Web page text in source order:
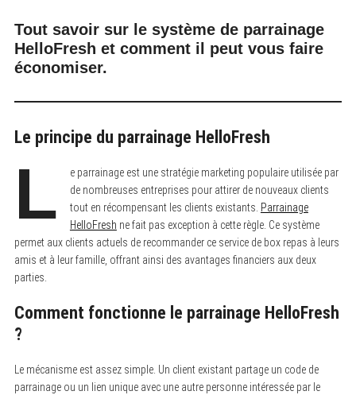
Tout savoir sur le système de parrainage
HelloFresh et comment il peut vous faire
économiser.
Le principe du parrainage HelloFresh
L
e parrainage est une stratégie marketing populaire utilisée par
de nombreuses entreprises pour attirer de nouveaux clients
tout en récompensant les clients existants. Parrainage
HelloFresh ne fait pas exception à cette règle. Ce système
permet aux clients actuels de recommander ce service de box repas à leurs
amis et à leur famille, offrant ainsi des avantages financiers aux deux
parties.
Comment fonctionne le parrainage HelloFresh
?
Le mécanisme est assez simple. Un client existant partage un code de
parrainage ou un lien unique avec une autre personne intéressée par le